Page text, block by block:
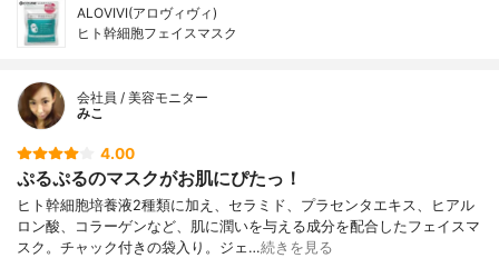
ALOVIVI(アロヴィヴィ)
ヒト幹細胞フェイスマスク
会社員 / 美容モニター
みこ
4.00
ぷるぷるのマスクがお肌にぴたっ！
ヒト幹細胞培養液2種類に加え、セラミド、プラセンタエキス、ヒアル
ロン酸、コラーゲンなど、肌に潤いを与える成分を配合したフェイスマ
スク。チャック付きの袋入り。ジェ…続きを見る